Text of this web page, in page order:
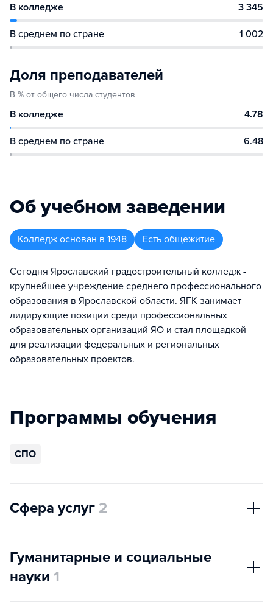
В колледже 3 345
В среднем по стране 1 002
Доля преподавателей
В % от общего числа студентов
В колледже 4.78
В среднем по стране 6.48
Об учебном заведении
Колледж основан в 1948 Есть общежитие
Сегодня Ярославский градостроительный колледж -
крупнейшее учреждение среднего профессионального
образования в Ярославской области. ЯГК занимает
лидирующие позиции среди профессиональных
образовательных организаций ЯО и стал площадкой
для реализации федеральных и региональных
образовательных проектов.
Программы обучения
СПО
Сфера услуг 2
Гуманитарные и социальные
науки 1